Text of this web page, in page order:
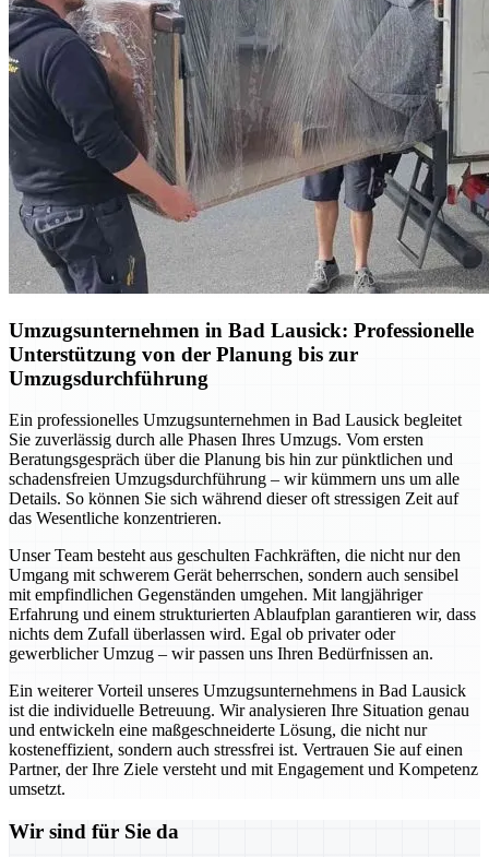
Umzugsunternehmen in Bad Lausick: Professionelle
Unterstützung von der Planung bis zur
Umzugsdurchführung
Ein professionelles Umzugsunternehmen in Bad Lausick begleitet
Sie zuverlässig durch alle Phasen Ihres Umzugs. Vom ersten
Beratungsgespräch über die Planung bis hin zur pünktlichen und
schadensfreien Umzugsdurchführung – wir kümmern uns um alle
Details. So können Sie sich während dieser oft stressigen Zeit auf
das Wesentliche konzentrieren.
Unser Team besteht aus geschulten Fachkräften, die nicht nur den
Umgang mit schwerem Gerät beherrschen, sondern auch sensibel
mit empfindlichen Gegenständen umgehen. Mit langjähriger
Erfahrung und einem strukturierten Ablaufplan garantieren wir, dass
nichts dem Zufall überlassen wird. Egal ob privater oder
gewerblicher Umzug – wir passen uns Ihren Bedürfnissen an.
Ein weiterer Vorteil unseres Umzugsunternehmens in Bad Lausick
ist die individuelle Betreuung. Wir analysieren Ihre Situation genau
und entwickeln eine maßgeschneiderte Lösung, die nicht nur
kosteneffizient, sondern auch stressfrei ist. Vertrauen Sie auf einen
Partner, der Ihre Ziele versteht und mit Engagement und Kompetenz
umsetzt.
Wir sind für Sie da